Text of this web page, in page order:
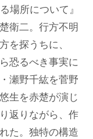
場所について』
衛二。行方不明
を探うちに、
恐るべき事実に
瀬野千紘を菅野
生を赤楚が演じ
返りながら、作
た。独特の構造